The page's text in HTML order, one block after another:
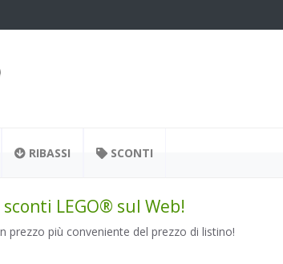
RIBASSI SCONTI
LEGO® sul Web!
prezzo più conveniente del prezzo di listino!